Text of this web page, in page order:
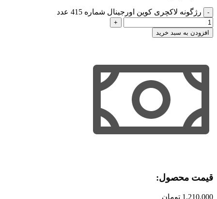
رژگونه لاکچری کوین اورجینال شماره 415 عدد
افزودن به سبد خرید
قیمت محصول:​
1,210,000 تومان